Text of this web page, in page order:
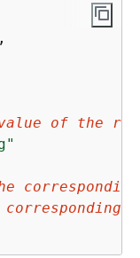
,
of the
corresponding